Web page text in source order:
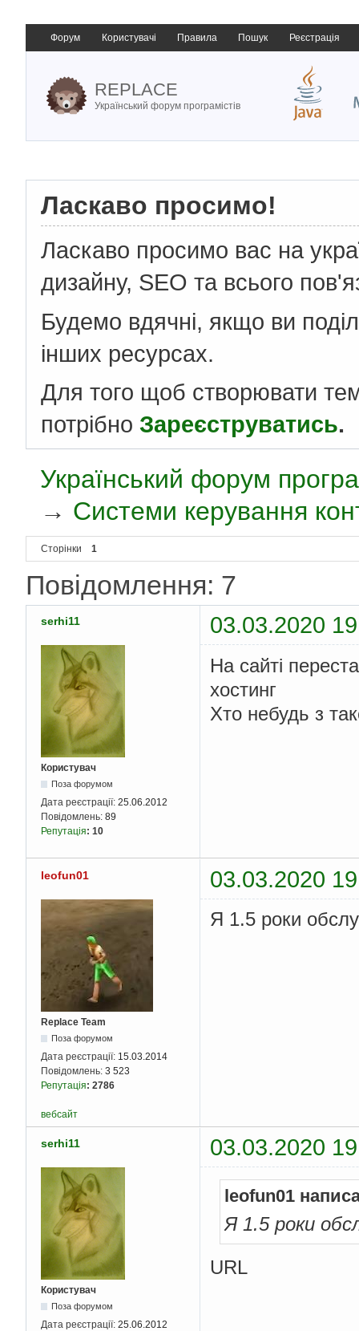
Форум Користувачі Правила Пошук Реєстрація
REPLACE
Український форум програмістів
Ласкаво просимо!
Ласкаво просимо вас на
дизайну, SEO та всього
Будемо вдячні, якщо ви
інших ресурсах.
Для того щоб створювати
потрібно Зареєструватись.
Український форум
→ Системи керування
Сторінки 1
Повідомлення: 7
serhi11 03.03.2020
Користувач
Поза форумом
Дата реєстрації: 25.06.2012
Повідомлень: 89
Репутація: 10
На сайті
хостинг
Хто небудь з
leofun01 03.03.2020
Replace Team
Поза форумом
Дата реєстрації: 15.03.2014
Повідомлень: 3 523
Репутація: 2786
Я 1.5 роки
вебсайт
serhi11 03.03.2020
Користувач
Поза форумом
Дата реєстрації: 25.06.2012
leofun01
Я 1.5 роки
URL